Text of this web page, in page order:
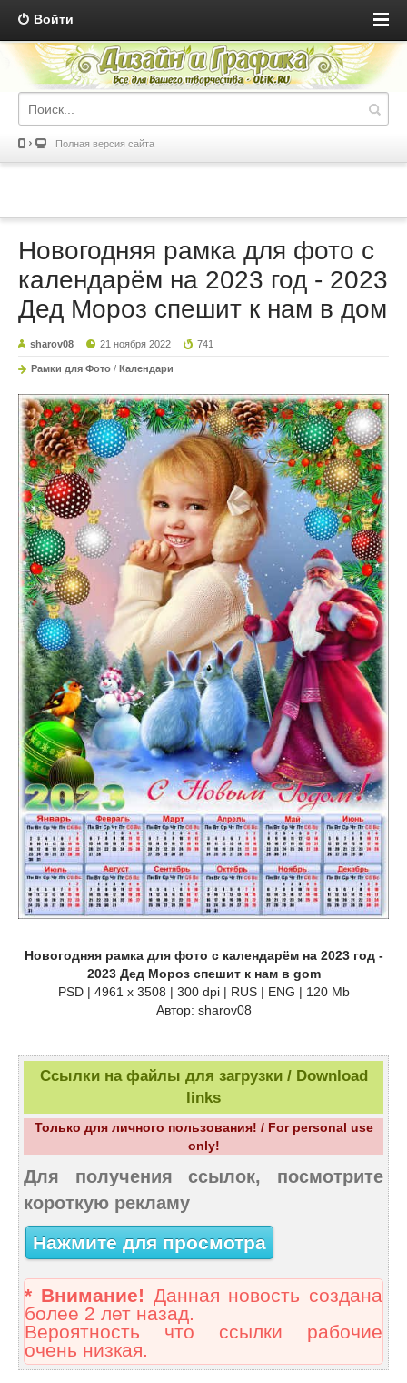
Войти
Полная версия сайта
Новогодняя рамка для фото с
календарём на 2023 год - 2023
Дед Мороз спешит к нам в дом
sharov08 21 ноября 2022 741
Рамки для Фото / Календари
Новогодняя рамка для фото с календарём на 2023 год -
2023 Дед Мороз спешит к нам в gom
PSD | 4961 х 3508 | 300 dpi | RUS | ENG | 120 Mb
Автор: sharov08
Ссылки на файлы для загрузки / Download
links
Только для личного пользования! / For personal use
only!
Для получения ссылок, посмотрите
короткую рекламу
Нажмите для просмотра
* Внимание! Данная новость создана
более 2 лет назад.
Вероятность что ссылки рабочие
очень низкая.